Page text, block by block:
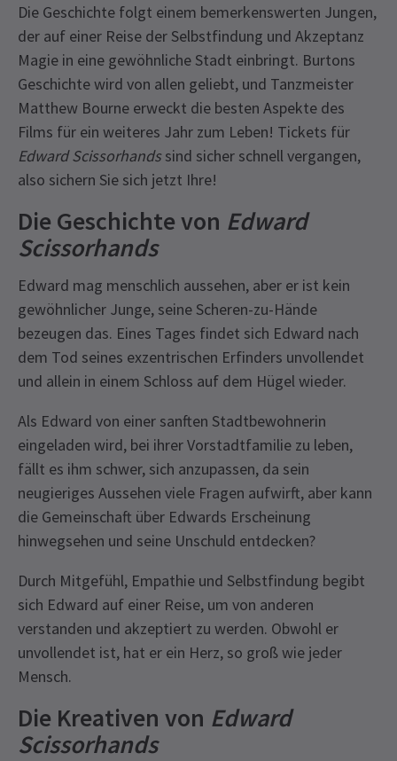
Die Geschichte folgt einem bemerkenswerten Jungen,
der auf einer Reise der Selbstfindung und Akzeptanz
Magie in eine gewöhnliche Stadt einbringt. Burtons
Geschichte wird von allen geliebt, und Tanzmeister
Matthew Bourne erweckt die besten Aspekte des
Films für ein weiteres Jahr zum Leben! Tickets für
Edward Scissorhands sind sicher schnell vergangen,
also sichern Sie sich jetzt Ihre!
Die Geschichte von Edward
Scissorhands
Edward mag menschlich aussehen, aber er ist kein
gewöhnlicher Junge, seine Scheren-zu-Hände
bezeugen das. Eines Tages findet sich Edward nach
dem Tod seines exzentrischen Erfinders unvollendet
und allein in einem Schloss auf dem Hügel wieder.
Als Edward von einer sanften Stadtbewohnerin
eingeladen wird, bei ihrer Vorstadtfamilie zu leben,
fällt es ihm schwer, sich anzupassen, da sein
neugieriges Aussehen viele Fragen aufwirft, aber kann
die Gemeinschaft über Edwards Erscheinung
hinwegsehen und seine Unschuld entdecken?
Durch Mitgefühl, Empathie und Selbstfindung begibt
sich Edward auf einer Reise, um von anderen
verstanden und akzeptiert zu werden. Obwohl er
unvollendet ist, hat er ein Herz, so groß wie jeder
Mensch.
Die Kreativen von Edward
Scissorhands